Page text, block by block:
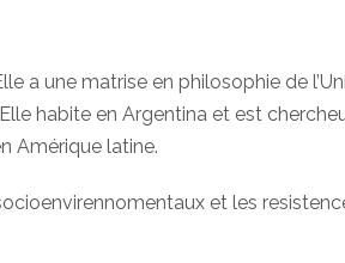
a une matrise en philosophie de
habite en Argentina et est
Amérique latine.
et les